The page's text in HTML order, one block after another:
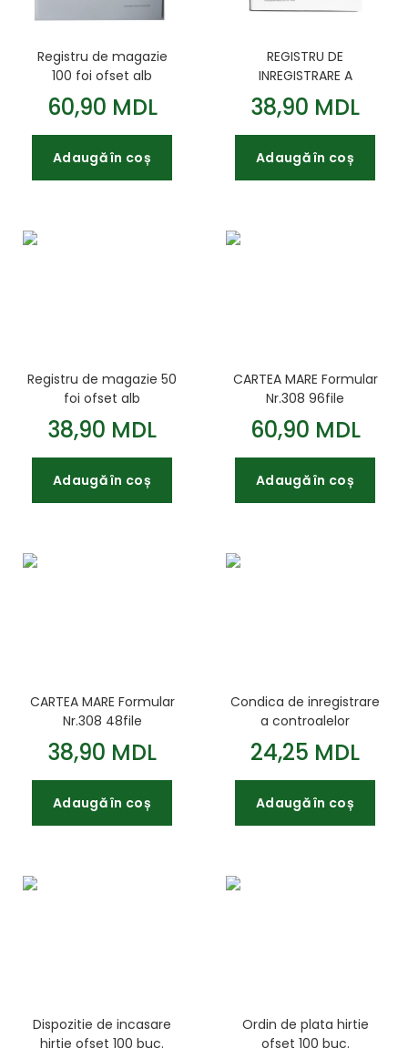
Registru de magazie
100 foi ofset alb
60,90 MDL
Adaugă în coș
REGISTRU DE
INREGISTRARE A
INSTRUCTIUNILOR DE
SECURITATE SI
SANATATE IN MUNCA
38,90 MDL
Adaugă în coș
Registru de magazie 50
foi ofset alb
38,90 MDL
Adaugă în coș
CARTEA MARE Formular
Nr.308 96file
60,90 MDL
Adaugă în coș
CARTEA MARE Formular
Nr.308 48file
38,90 MDL
Adaugă în coș
Condica de inregistrare
a controalelor
24,25 MDL
Adaugă în coș
Dispozitie de incasare
hirtie ofset 100 buc.
Ordin de plata hirtie
ofset 100 buc.